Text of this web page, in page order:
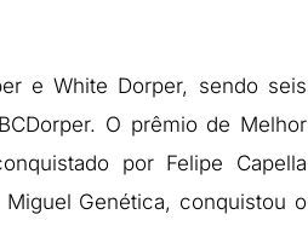
e White Dorper, sendo seis
O prêmio de Melhor
por Felipe Capella
Genética, conquistou o